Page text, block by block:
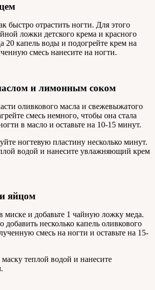
быстро отрастить ногти. Для этого
ложки детского крема и красного
20 капель воды и подогрейте крем на
смесь нанесите на ногти.
и лимонным соком
оливкового масла и свежевыжатого
смесь немного, чтобы она стала
в масло и оставьте на 10-15 минут.
ногтевую пластину несколько минут.
водой и нанесите увлажняющий крем
яйцом
миске и добавьте 1 чайную ложку меда.
несколько капель оливкового
смесь на ногти и оставьте на 15-
теплой водой и нанесите